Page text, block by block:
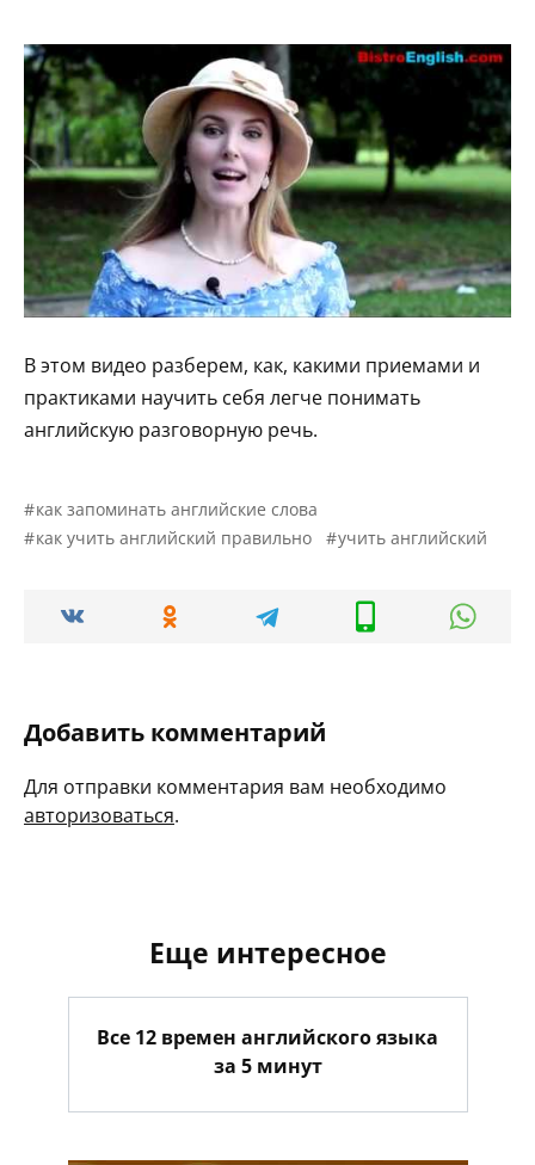
В этом видео разберем, как, какими приемами и
практиками научить себя легче понимать
английскую разговорную речь.
как запоминать английские слова
как учить английский правильно
учить английский
Добавить комментарий
Для отправки комментария вам необходимо
авторизоваться.
Еще интересное
Все 12 времен английского языка
за 5 минут